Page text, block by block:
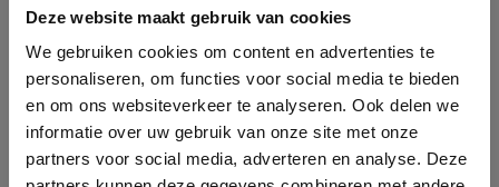
Deze website maakt gebruik van cookies
We gebruiken cookies om content en advertenties te
personaliseren, om functies voor social media te bieden
en om ons websiteverkeer te analyseren. Ook delen we
informatie over uw gebruik van onze site met onze
partners voor social media, adverteren en analyse. Deze
This Cookie Banner was deleted and is no
longer working. Please contact the website
administrator.
Deze website gebruikt cookies om de
gebruikerservaring te verbeteren. Door
gebruik te maken van onze website geeft u
toestemming voor alle cookies in
overeenstemming met ons cookiebeleid.Lees
verder